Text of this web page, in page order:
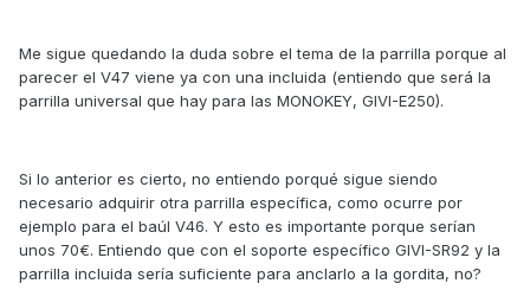
Me sigue quedando la duda sobre el tema de la parrilla porque al
parecer el V47 viene ya con una incluida (entiendo que será la
parrilla universal que hay para las MONOKEY, GIVI-E250).
Si lo anterior es cierto, no entiendo porqué sigue siendo
necesario adquirir otra parrilla específica, como ocurre por
ejemplo para el baúl V46. Y esto es importante porque serían
unos 70€. Entiendo que con el soporte específico GIVI-SR92 y la
parrilla incluida sería suficiente para anclarlo a la gordita, no?